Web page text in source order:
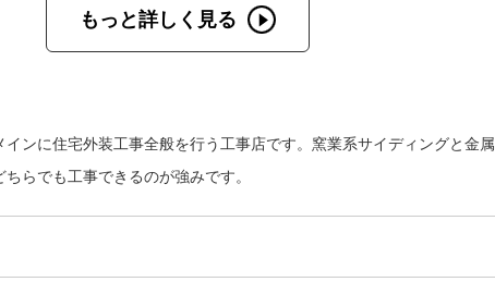
もっと詳しく見る
ンに住宅外装工事全般を行う工事店です。窯業系サイディングと金属
らでも工事できるのが強みです。